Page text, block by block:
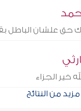
حق علشان الباطل
خير الجزاء
من النتائج